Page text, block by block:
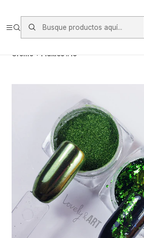
https://www.starken.cl/
Cromo + Flakies #15